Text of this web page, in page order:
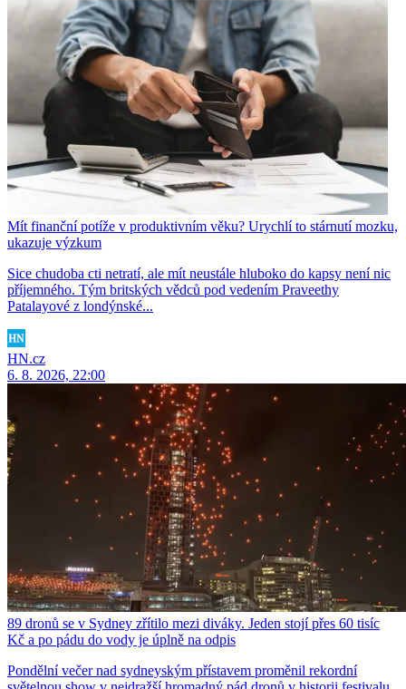
Mít finanční potíže v produktivním věku? Urychlí to stárnutí mozku,
ukazuje výzkum
Sice chudoba cti netratí, ale mít neustále hluboko do kapsy není nic
příjemného. Tým britských vědců pod vedením Praveethy
Patalayové z londýnské...
HN.cz
6. 8. 2026, 22:00
89 dronů se v Sydney zřítilo mezi diváky. Jeden stojí přes 60 tisíc
Kč a po pádu do vody je úplně na odpis
Pondělní večer nad sydneyským přístavem proměnil rekordní